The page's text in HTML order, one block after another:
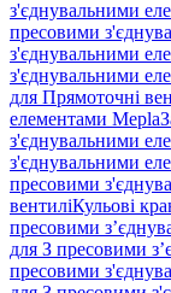
з'єднувальними
пресовими
з'єднувальними
з'єднувальними
для Прямоточні
елементами Mepla
з'єднувальними
з'єднувальними
пресовими
вентиліКульові
пресовими
для З пресовими
пресовими